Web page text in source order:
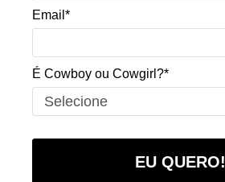
Email*
É Cowboy ou Cowgirl?*
EU QUERO!